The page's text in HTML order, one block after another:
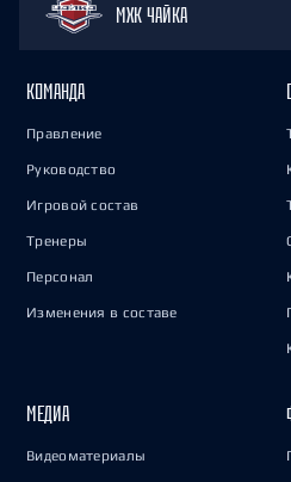
МХК ЧАЙКА
КОМАНДА
Правление
Руководство
Игровой состав
Тренеры
Персонал
Изменения в составе
МЕДИА
Видеоматериалы